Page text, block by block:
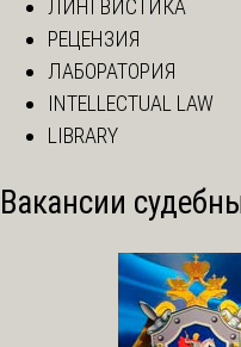
ЛИНГВИСТИКА
РЕЦЕНЗИЯ
ЛАБОРАТОРИЯ
INTELLECTUAL LAW
LIBRARY
Вакансии